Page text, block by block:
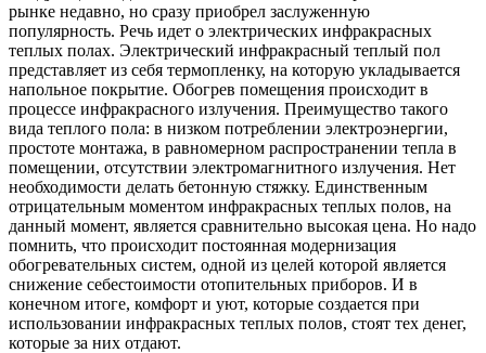
рынке недавно, но сразу приобрел заслуженную
популярность. Речь идет о электрических инфракрасных
теплых полах. Электрический инфракрасный теплый пол
представляет из себя термопленку, на которую укладывается
напольное покрытие. Обогрев помещения происходит в
процессе инфракрасного излучения. Преимущество такого
вида теплого пола: в низком потреблении электроэнергии,
простоте монтажа, в равномерном распространении тепла в
помещении, отсутствии электромагнитного излучения. Нет
необходимости делать бетонную стяжку. Единственным
отрицательным моментом инфракрасных теплых полов, на
данный момент, является сравнительно высокая цена. Но надо
помнить, что происходит постоянная модернизация
обогревательных систем, одной из целей которой является
снижение себестоимости отопительных приборов. И в
конечном итоге, комфорт и уют, которые создается при
использовании инфракрасных теплых полов, стоят тех денег,
которые за них отдают.